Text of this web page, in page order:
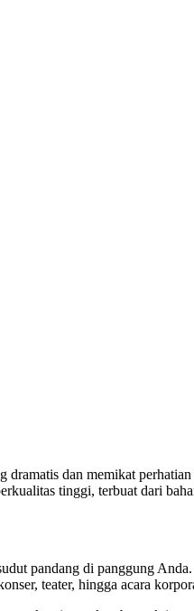
dan memikat
tinggi, terbuat dari
pandang di panggung
teater, hingga acara